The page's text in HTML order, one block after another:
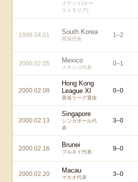
イテッド(オー
ストラリア)
1998.04.01 South Korea
韓国代表
1–2
2000.02.05 Mexico
メキシコ代表
0–1
2000.02.08
Hong Kong
League XI
香港リーグ選抜
0–0
2000.02.13
Singapore
シンガポール代
表
3–0
2000.02.16 Brunei
ブルネイ代表 9–0
2000.02.20 Macau
マカオ代表 3–0